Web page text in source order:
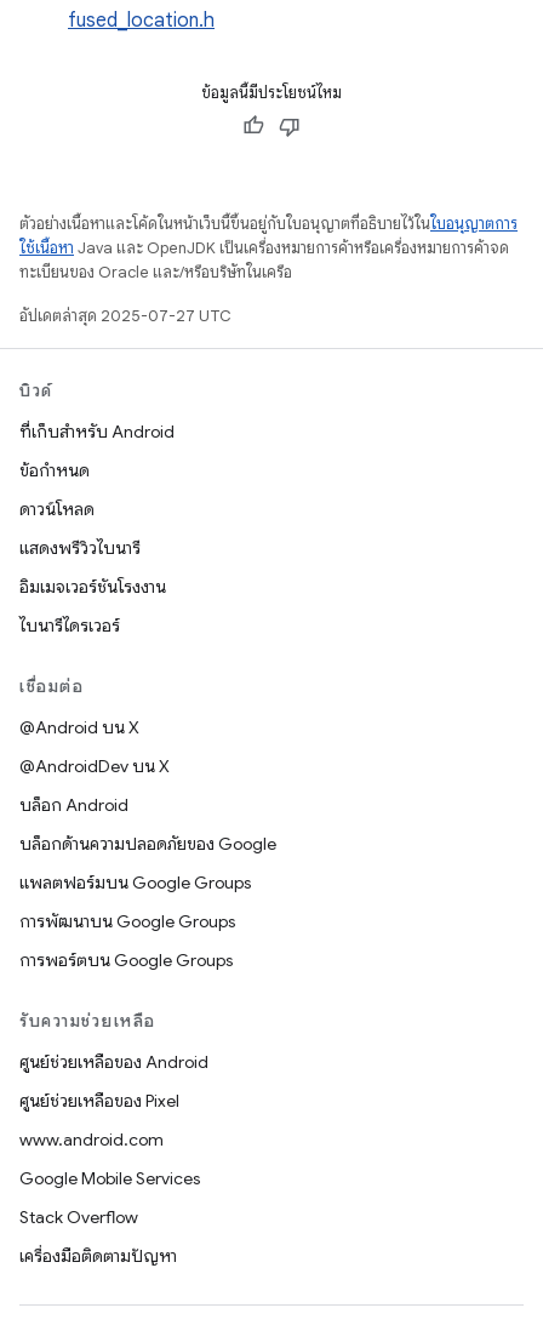
fused_location.h
ข้อมูลนี้มีประโยชน์ไหม
ตัวอย่างเนื้อหาและโค้ดในหน้าเว็บนี้ขึ้นอยู่กับใบอนุญาตที่อธิบายไว้ในใบอนุญาตการ
ใช้เนื้อหา Java และ OpenJDK เป็นเครื่องหมายการค้าหรือเครื่องหมายการค้าจด
ทะเบียนของ Oracle และ/หรือบริษัทในเครือ
อัปเดตล่าสุด 2025-07-27 UTC
บิวด์
ที่เก็บสำหรับ Android
ข้อกำหนด
ดาวน์โหลด
แสดงพรีวิวไบนารี
อิมเมจเวอร์ชันโรงงาน
ไบนารีไดรเวอร์
เชื่อมต่อ
@Android บน X
@AndroidDev บน X
บล็อก Android
บล็อกด้านความปลอดภัยของ Google
แพลตฟอร์มบน Google Groups
การพัฒนาบน Google Groups
การพอร์ตบน Google Groups
รับความช่วยเหลือ
ศูนย์ช่วยเหลือของ Android
ศูนย์ช่วยเหลือของ Pixel
www.android.com
Google Mobile Services
Stack Overflow
เครื่องมือติดตามปัญหา